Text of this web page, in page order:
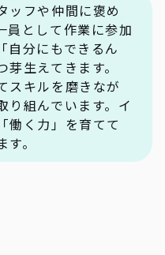
ッフや仲間に褒め
員として作業に参加
自分にもできるん
生えてきます。
スキルを磨きなが
り組んでいます。イ
働く力」を育てて
。